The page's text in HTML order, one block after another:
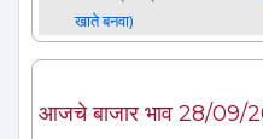
खाते बनवा)
आजचे बाजार भाव 28/09/